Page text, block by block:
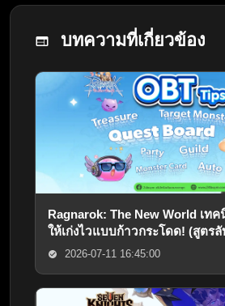
บทความที่เกี่ยวข้อง
Ragnarok: The New World เท
ให้เก่งไวแบบก้าวกระโดด! (สูตร
2026-07-11 16:45:00